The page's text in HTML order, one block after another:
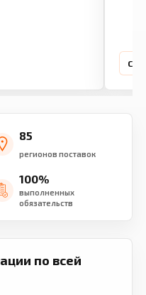
85
регионов поставок
100%
выполненных
обязательств
по всей